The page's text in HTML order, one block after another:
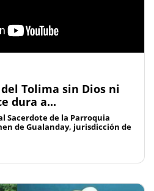
Tolima sin Dios ni
dura a...
Sacerdote de la Parroquia
de Gualanday, jurisdicción de